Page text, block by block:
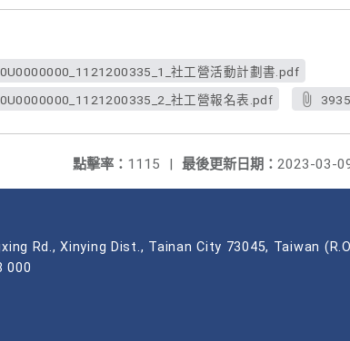
社工營活動計劃書.pdf
社工營報名表.pdf
最後更新日期： 2023-03-
點擊率： 1115 |
Rd., Xinying Dist., Tainan City 73045, Taiwan
000